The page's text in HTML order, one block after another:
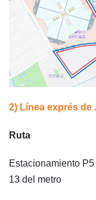
2) Línea exprés de
Ruta
Estacionamiento
13 del metro